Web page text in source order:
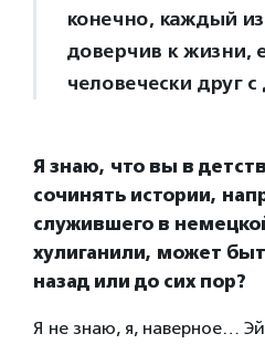
конечно, каждый
доверчив к жизни,
человечески друг
Я знаю, что вы в
сочинять истории,
служившего в
хулиганили, может
назад или до сих пор?
Я не знаю, я, наверное…